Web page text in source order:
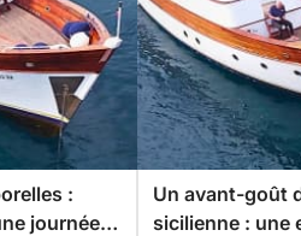
paysages inoubliables des
bien plus qu'une fête ou une
en mer, à la sicilienne.**
:
journée à
Un avant-goût
sicilienne : une